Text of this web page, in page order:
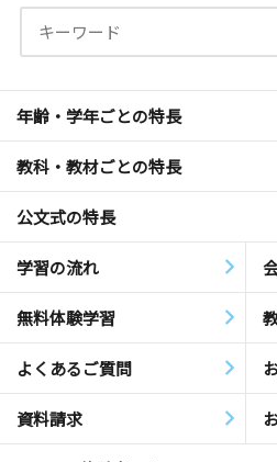
年齢・学年ごとの特長
教科・教材ごとの特長
公文式の特長
学習の流れ
無料体験学習
よくあるご質問
資料請求